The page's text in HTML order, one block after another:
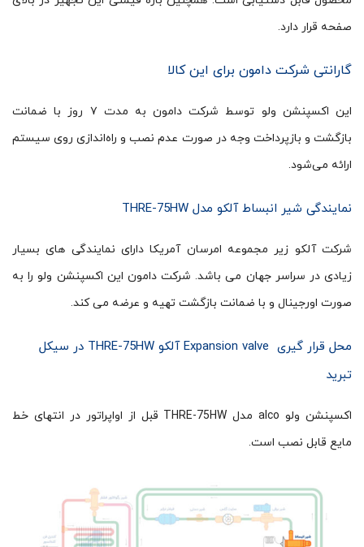
صفحه قرار دارد.
گارانتی شرکت دامون برای این کالا
این اکسپنشن ولو توسط شرکت دامون به مدت ۷ روز با ضمانت
بازگشت و بازپرداخت وجه در صورت عدم نصب و راه‌اندازی روی سیستم
ارائه می‌شود.
نمایندگی شیر انبساط آلکو مدل THRE-75HW
شرکت آلکو زیر مجموعه امرسان آمریکا دارای نمایندگی های بسیار
زیادی در سراسر جهان می باشد. شرکت دامون این اکسپنشن ولو را به
صورت اورجینال و با ضمانت بازگشت تهیه و عرضه می کند.
محل قرار گیری Expansion valve آلکو THRE-75HW در سیکل
تبرید
اکسپنشن ولو alco مدل THRE-75HW قبل از اواپراتور در انتهای خط
مایع قابل نصب است.